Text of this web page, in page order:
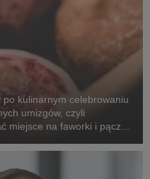
kulinarnym celebrowaniu
umizgów, czyli
miejsce na faworki i pączki.